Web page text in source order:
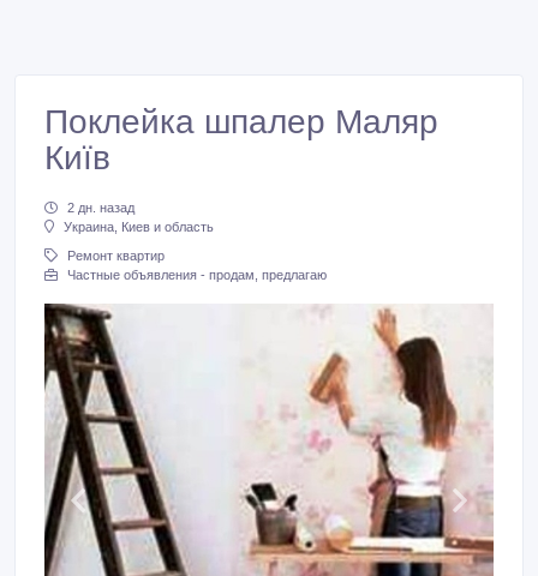
Поклейка шпалер Маляр
Київ
2 дн. назад
Украина, Киев и область
Ремонт квартир
Частные объявления - продам, предлагаю